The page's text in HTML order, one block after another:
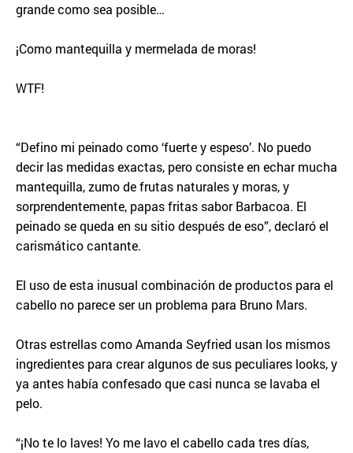
grande como sea posible…
¡Como mantequilla y mermelada de moras!
WTF!
“Defino mi peinado como ‘fuerte y espeso’. No puedo
decir las medidas exactas, pero consiste en echar mucha
mantequilla, zumo de frutas naturales y moras, y
sorprendentemente, papas fritas sabor Barbacoa. El
peinado se queda en su sitio después de eso”, declaró el
carismático cantante.
El uso de esta inusual combinación de productos para el
cabello no parece ser un problema para Bruno Mars.
Otras estrellas como Amanda Seyfried usan los mismos
ingredientes para crear algunos de sus peculiares looks, y
ya antes había confesado que casi nunca se lavaba el
pelo.
“¡No te lo laves! Yo me lavo el cabello cada tres días,